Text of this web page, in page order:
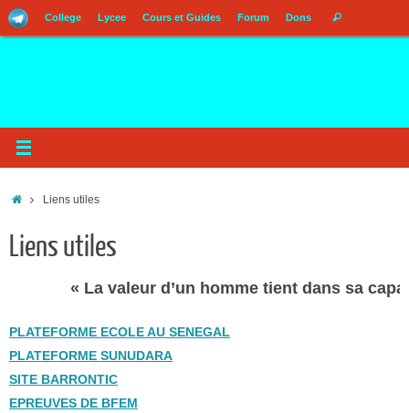
Passer
au
College Lycee Cours et Guides Forum Dons Rechercher
AccueilLiens utiles
Liens utiles
« La valeur d’un homme tient dans sa
PLATEFORME ECOLE AU SENEGAL
PLATEFORME SUNUDARA
SITE BARRONTIC
EPREUVES DE BFEM